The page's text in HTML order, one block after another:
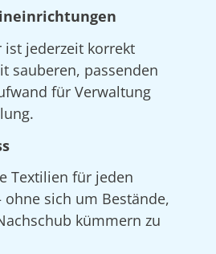
ist jederzeit korrekt
sauberen, passenden
für Verwaltung
Textilien für jeden
ohne sich um Bestände,
kümmern zu